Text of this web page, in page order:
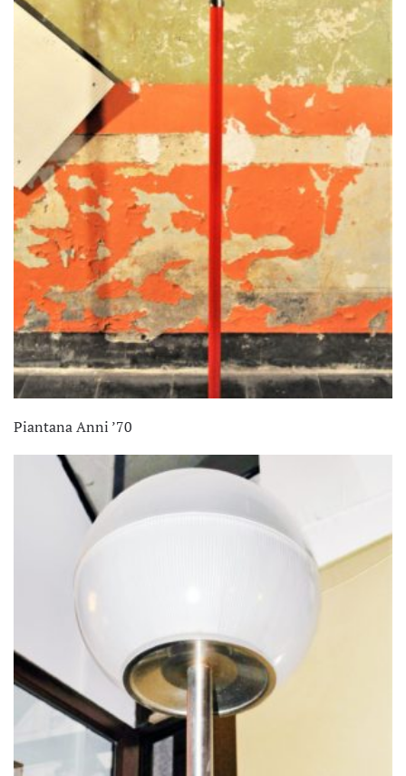
Piantana Anni ’70